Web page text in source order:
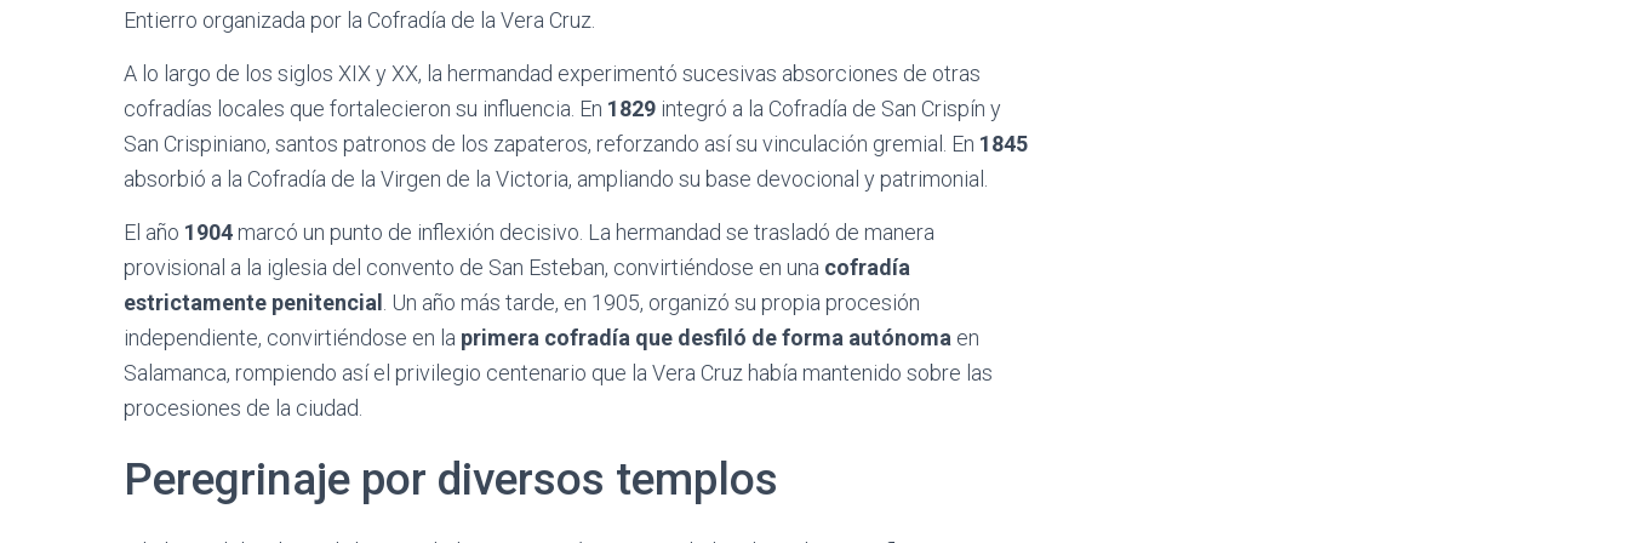
Entierro organizada por la Cofradía de la Vera Cruz.
A lo largo de los siglos XIX y XX, la hermandad experimentó sucesivas absorciones de otras
cofradías locales que fortalecieron su influencia. En 1829 integró a la Cofradía de San Crispín y
San Crispiniano, santos patronos de los zapateros, reforzando así su vinculación gremial. En 1845
absorbió a la Cofradía de la Virgen de la Victoria, ampliando su base devocional y patrimonial.
El año 1904 marcó un punto de inflexión decisivo. La hermandad se trasladó de manera
provisional a la iglesia del convento de San Esteban, convirtiéndose en una cofradía
estrictamente penitencial
. Un año más tarde, en 1905, organizó su propia procesión
independiente, convirtiéndose en la primera cofradía que desfiló de forma autónoma en
Salamanca, rompiendo así el privilegio centenario que la Vera Cruz había mantenido sobre las
procesiones de la ciudad.
Peregrinaje por diversos templos